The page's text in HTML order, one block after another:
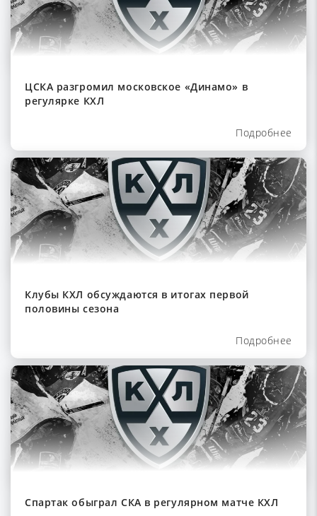
ЦСКА разгромил московское «Динамо» в
регулярке КХЛ
Подробнее
Клубы КХЛ обсуждаются в итогах первой
половины сезона
Подробнее
Спартак обыграл СКА в регулярном матче КХЛ